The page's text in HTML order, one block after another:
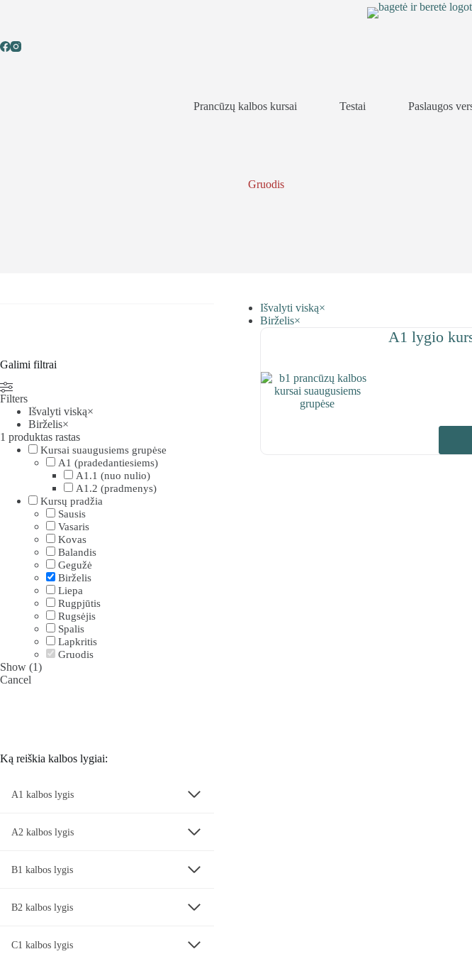
Prancūzų kalbos kursai Testai Paslaugos
Gruodis
Išvalyti viską×
Birželis×
A1 lygio
Galimi filtrai
Filters
Išvalyti viską×
Birželis×
1 produktas rastas
Kursai suaugusiems grupėse
A1 (pradedantiesiems)
A1.1 (nuo nulio)
A1.2 (pradmenys)
Kursų pradžia
Sausis
Vasaris
Kovas
Balandis
Gegužė
Birželis
Liepa
Rugpjūtis
Rugsėjis
Spalis
Lapkritis
Gruodis
Show (1)
Cancel
Ką reiškia kalbos lygiai:
A1 kalbos lygis
A2 kalbos lygis
B1 kalbos lygis
B2 kalbos lygis
C1 kalbos lygis